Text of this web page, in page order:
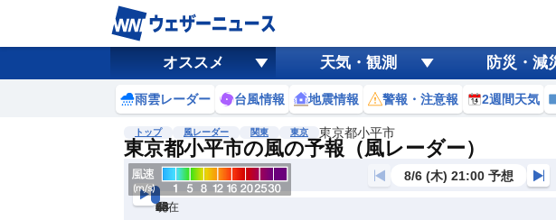
オススメ 天気・観測 防災・減
雨雲レーダー 台風情報 地震情報 警報・注意報 2週間天気
トップ 風レーダー 関東 東京 東京都小平市
東京都小平市の風の予報（風レーダー）
8/6 (木) 21:00 予想
現在
6h
12
24
36
48
60
72